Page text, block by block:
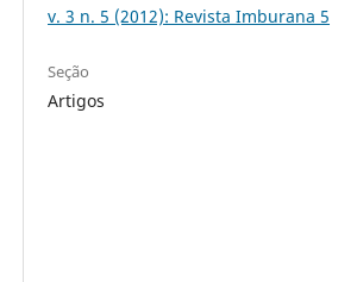
v. 3 n. 5 (2012): Revista Imburana 5
Seção
Artigos